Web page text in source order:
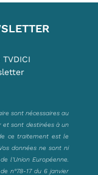
sont nécessaires au
et sont destinées à un
ce traitement est le
données ne sont ni
l’Union Européenne.
n°78-17 du 6 janvier